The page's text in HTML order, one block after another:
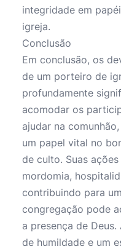
integridade em
igreja.
Conclusão
Em conclusão, os
de um porteiro de
profundamente
acomodar os
ajudar na
um papel vital no
de culto. Suas
mordomia,
contribuindo para
congregação pode
a presença de
de humildade e um